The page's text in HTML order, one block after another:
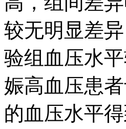
较无明显差
验组血压水
娠高血压患
的血压水平